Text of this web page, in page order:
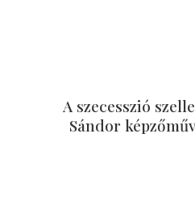
A szecesszió
Sándor